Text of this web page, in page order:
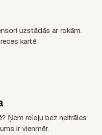
uzstādās ar rokām.
kartē.
Ņem releju bez neitrāles
ir vienmēr.